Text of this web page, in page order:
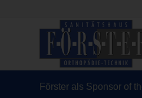
Förster als Sponsor of